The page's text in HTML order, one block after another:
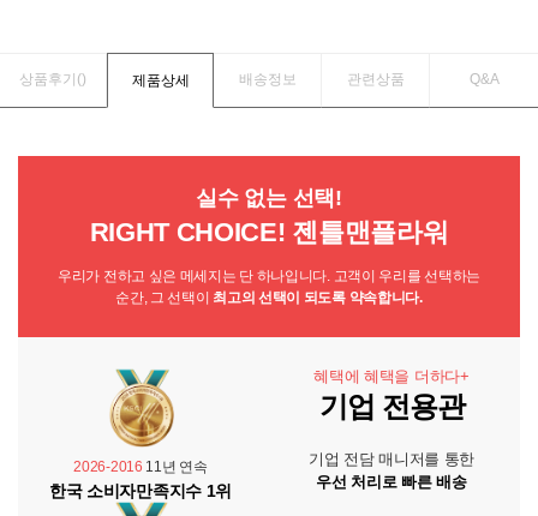
상품후기() 제품상세 배송정보 관련상품 Q&A
실수 없는 선택!
RIGHT CHOICE! 젠틀맨플라워
우리가 전하고 싶은 메세지는 단 하나입니다. 고객이 우리를 선택하는
순간, 그 선택이 최고의 선택이 되도록 약속합니다.
2026-2016 11년 연속
한국 소비자만족지수 1위
혜택에 혜택을 더하다+
기업 전용관
기업 전담 매니저를 통한
우선 처리로 빠른 배송